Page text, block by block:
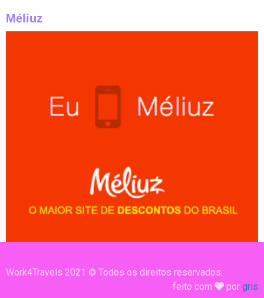
Méliuz
Work4Travels 2021 © Todos os direitos reservados.
feito com
por gris